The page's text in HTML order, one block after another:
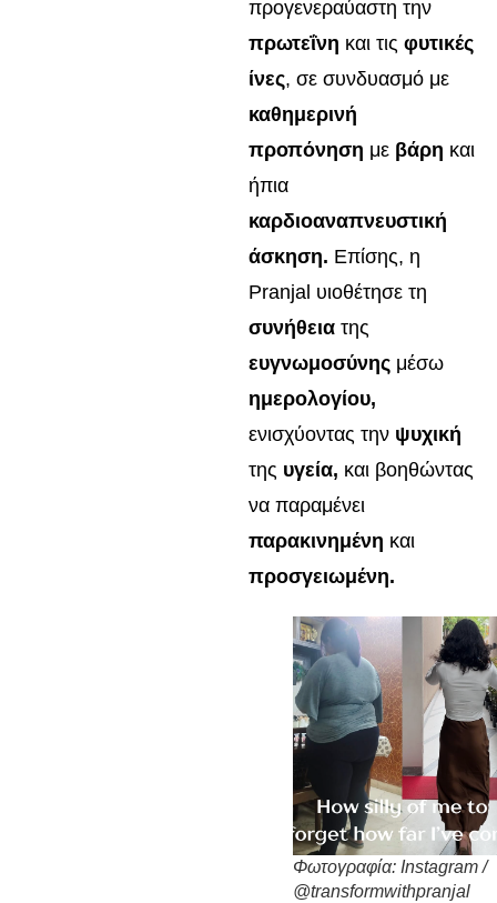
προγενεραύαστη την
πρωτεΐνη και τις φυτικές
ίνες, σε συνδυασμό με
καθημερινή
προπόνηση με βάρη και
ήπια
καρδιοαναπνευστική
άσκηση. Επίσης, η
Pranjal υιοθέτησε τη
συνήθεια της
ευγνωμοσύνης μέσω
ημερολογίου,
ενισχύοντας την ψυχική
της υγεία, και βοηθώντας
να παραμένει
παρακινημένη και
προσγειωμένη.
Φωτογραφία: Instagram /
@transformwithpranjal